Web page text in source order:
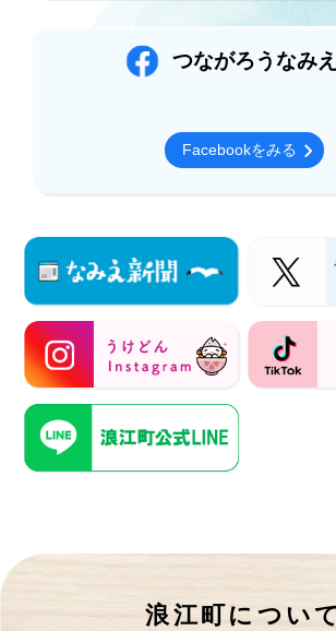
つながろうなみえ
Facebookをみる
浪江町について